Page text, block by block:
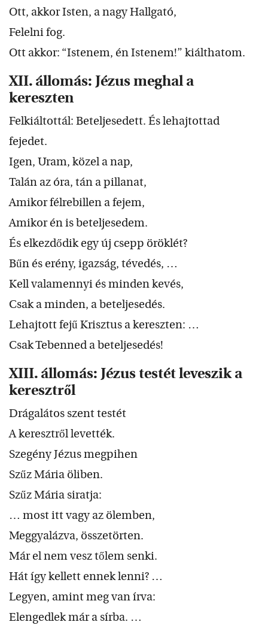
Ott, akkor Isten, a nagy Hallgató,
Felelni fog.
Ott akkor: “Istenem, én Istenem!” kiálthatom.
XII. állomás: Jézus meghal a
kereszten
Felkiáltottál: Beteljesedett. És lehajtottad
fejedet.
Igen, Uram, közel a nap,
Talán az óra, tán a pillanat,
Amikor félrebillen a fejem,
Amikor én is beteljesedem.
És elkezdődik egy új csepp öröklét?
Bűn és erény, igazság, tévedés, …
Kell valamennyi és minden kevés,
Csak a minden, a beteljesedés.
Lehajtott fejű Krisztus a kereszten: …
Csak Tebenned a beteljesedés!
XIII. állomás: Jézus testét leveszik a
keresztről
Drágalátos szent testét
A keresztről levették.
Szegény Jézus megpihen
Szűz Mária öliben.
Szűz Mária siratja:
… most itt vagy az ölemben,
Meggyalázva, összetörten.
Már el nem vesz tőlem senki.
Hát így kellett ennek lenni? …
Legyen, amint meg van írva:
Elengedlek már a sírba. …